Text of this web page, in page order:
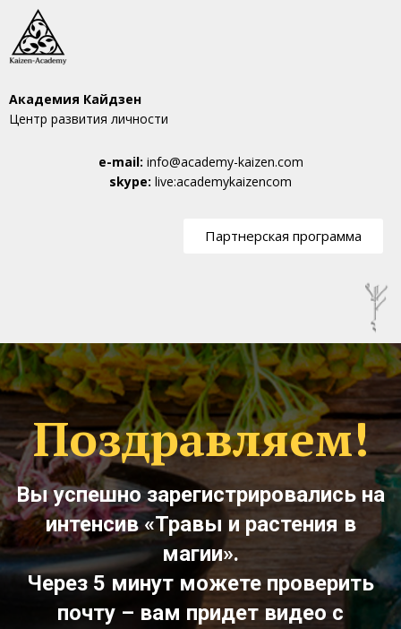
Академия Кайдзен
Центр развития личности
e-mail: info@academy-kaizen.com
skype: live:academykaizencom
Партнерская программа
Поздравляем!
Вы успешно зарегистрировались на
интенсив «Травы и растения в
магии».
Через 5 минут можете проверить
почту – вам придет видео с